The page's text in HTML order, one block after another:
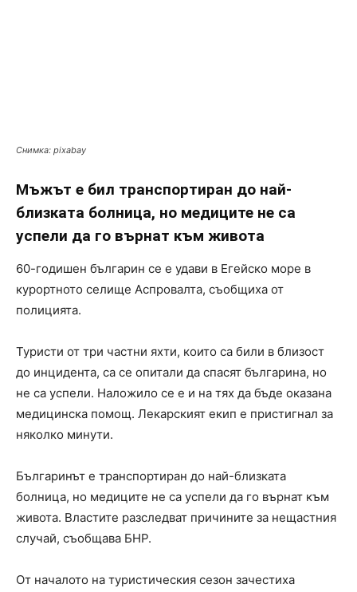
Снимка: pixabay
Мъжът е бил транспортиран до най-
близката болница, но медиците не са
успели да го върнат към живота
60-годишен българин се е удави в Егейско море в
курортното селище Аспровалта, съобщиха от
полицията.
Туристи от три частни яхти, които са били в близост
до инцидента, са се опитали да спасят българина, но
не са успели. Наложило се е и на тях да бъде оказана
медицинска помощ. Лекарският екип е пристигнал за
няколко минути.
Българинът е транспортиран до най-близката
болница, но медиците не са успели да го върнат към
живота. Властите разследват причините за нещастния
случай, съобщава БНР.
От началото на туристическия сезон зачестиха